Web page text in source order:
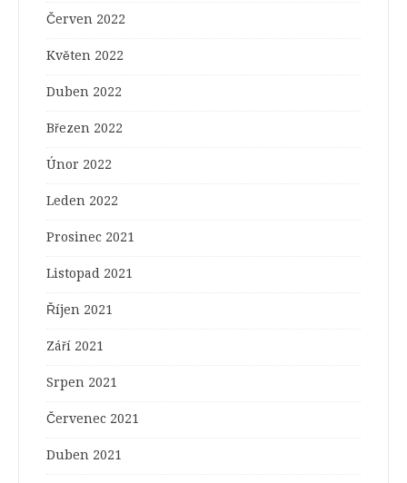
Červen 2022
Květen 2022
Duben 2022
Březen 2022
Únor 2022
Leden 2022
Prosinec 2021
Listopad 2021
Říjen 2021
Září 2021
Srpen 2021
Červenec 2021
Duben 2021